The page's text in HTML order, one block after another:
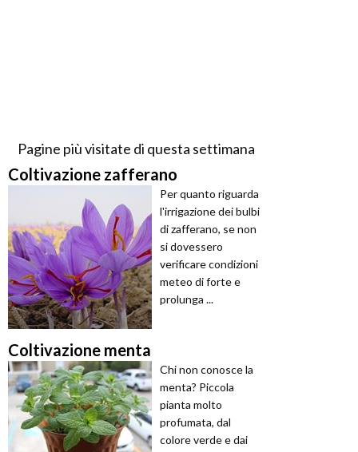
Pagine più visitate di questa settimana
Coltivazione zafferano
Per quanto riguarda
l'irrigazione dei bulbi
di zafferano, se non
si dovessero
verificare condizioni
meteo di forte e
prolunga ...
Coltivazione menta
Chi non conosce la
menta? Piccola
pianta molto
profumata, dal
colore verde e dai